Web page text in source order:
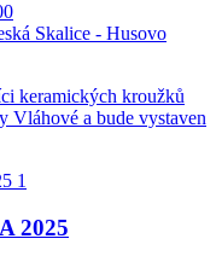
Skalice - Husovo
keramických kroužků
Vláhové a bude vystaven
2025